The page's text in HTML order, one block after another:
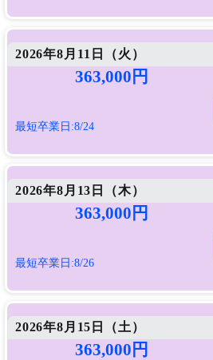
2026年8月11日（火 ）
363,000円
最短卒業日:8/24
2026年8月13日（木）
363,000円
最短卒業日:8/26
2026年8月15日（土 ）
363,000円